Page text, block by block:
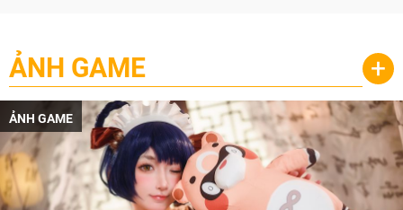
ẢNH GAME +
ẢNH GAME